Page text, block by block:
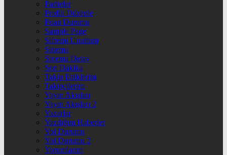
Pariteler
Profili Düzenle
Puan Durumu
Sample Page
Şifremi Unuttum
Sinema
Sinema Detay
Son Dakika
Takip Ettiklerim
Takipçilerim
Yayın Akışları
Yayın Akışları 2
Yazarlar
Yazdığım Haberler
Yol Durumu
Yol Durumu 2
Yorumlarım